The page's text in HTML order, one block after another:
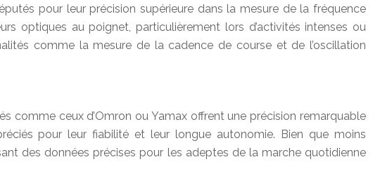
pour leur précision supérieure dans la mesure de la fréquence
optiques au poignet, particulièrement lors d’activités intenses ou
comme la mesure de la cadence de course et de l’oscillation
comme ceux d’Omron ou Yamax offrent une précision remarquable
pour leur fiabilité et leur longue autonomie. Bien que moins
des données précises pour les adeptes de la marche quotidienne